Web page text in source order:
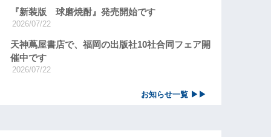
『新装版 球磨焼酎』発売開始です
2026/07/22
天神蔦屋書店で、福岡の出版社10社合同フェア開
催中です
2026/07/22
お知らせ一覧 ▶▶